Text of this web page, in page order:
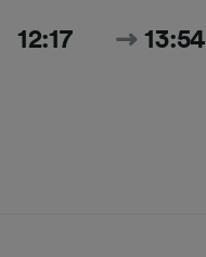
12:17 13:54